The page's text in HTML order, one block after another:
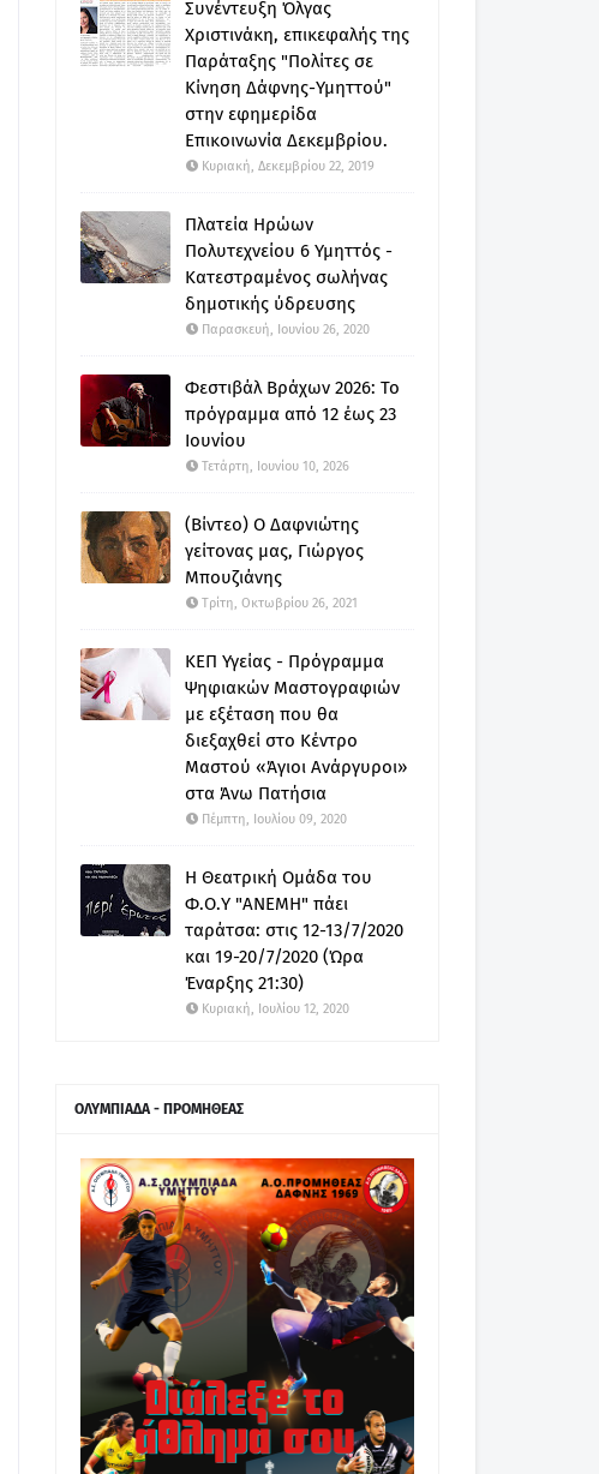
Συνέντευξη Όλγας
Χριστινάκη, επικεφαλής της
Παράταξης "Πολίτες σε
Κίνηση Δάφνης-Υμηττού"
στην εφημερίδα
Επικοινωνία Δεκεμβρίου.
Κυριακή, Δεκεμβρίου 22, 2019
Πλατεία Ηρώων
Πολυτεχνείου 6 Υμηττός -
Κατεστραμένος σωλήνας
δημοτικής ύδρευσης
Παρασκευή, Ιουνίου 26, 2020
Φεστιβάλ Βράχων 2026: Το
πρόγραμμα από 12 έως 23
Ιουνίου
Τετάρτη, Ιουνίου 10, 2026
(Βίντεο) Ο Δαφνιώτης
γείτονας μας, Γιώργος
Μπουζιάνης
Τρίτη, Οκτωβρίου 26, 2021
ΚΕΠ Υγείας - Πρόγραμμα
Ψηφιακών Μαστογραφιών
με εξέταση που θα
διεξαχθεί στο Κέντρο
Μαστού «Άγιοι Ανάργυροι»
στα Άνω Πατήσια
Πέμπτη, Ιουλίου 09, 2020
Η Θεατρική Ομάδα του
Φ.Ο.Υ "ΑΝΕΜΗ" πάει
ταράτσα: στις 12-13/7/2020
και 19-20/7/2020 (Ώρα
Έναρξης 21:30)
Κυριακή, Ιουλίου 12, 2020
ΟΛΥΜΠΙΑΔΑ - ΠΡΟΜΗΘΕΑΣ